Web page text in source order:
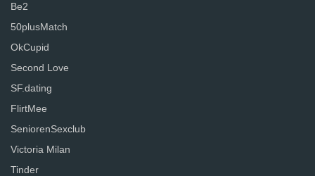
Be2
50plusMatch
OkCupid
Second Love
SF.dating
FlirtMee
SeniorenSexclub
Victoria Milan
Tinder